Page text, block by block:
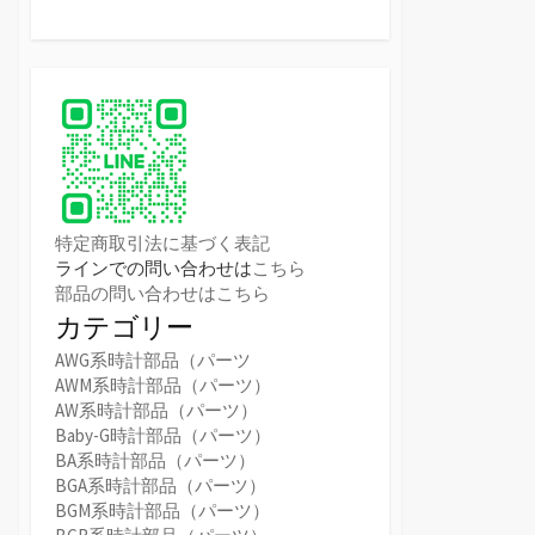
特定商取引法に基づく表記
ラインでの問い合わせはこちら
部品の問い合わせはこちら
カテゴリー
AWG系時計部品（パーツ
AWM系時計部品（パーツ）
AW系時計部品（パーツ）
Baby-G時計部品（パーツ）
BA系時計部品（パーツ）
BGA系時計部品（パーツ）
BGM系時計部品（パーツ）